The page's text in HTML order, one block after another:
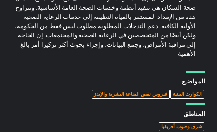
صحة السكان هي تنفيذ أنظمة وخدمات الصحة العامة الأساسية. وتتراوح
هذه من الإمداد المستمر بالمياه النظيفة إلى خدمات الرعاية الصحية
الأولية الكافية. دعم التدخلات المطلوبة مطلوب ليس فقط من الحكومة،
ولكن أيضًا من المتخصصين في الرعاية الصحية والمجتمعات. إن الحاجة
إلى مراقبة الأمراض، وجمع البيانات، وإجراء بحوث أكثر تركيزا أمر بالغ
الأهمية.
المواضيع
الكوارث البيئية فيروس نقص المناعة البشرية والإيدز
المناطق
شرق وجنوب أفريقيا